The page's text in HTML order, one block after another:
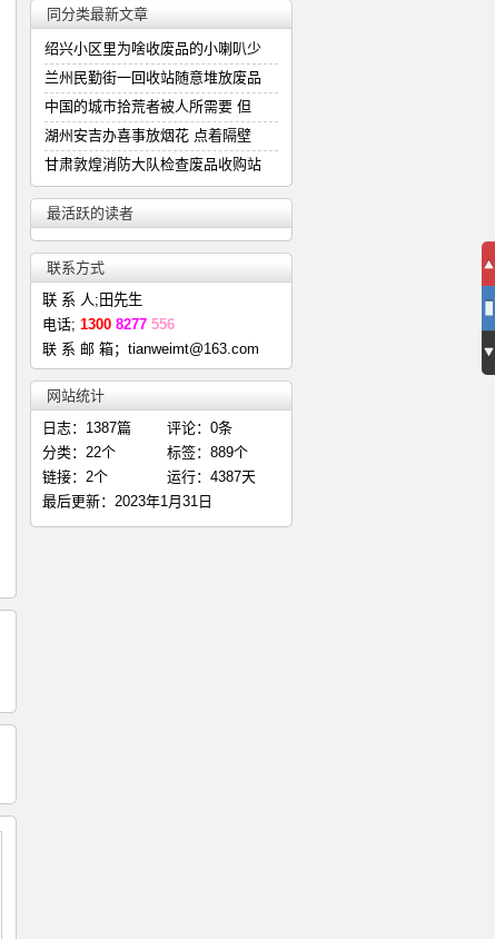
同分类最新文章
绍兴小区里为啥收废品的小喇叭少
兰州民勤街一回收站随意堆放废品
中国的城市拾荒者被人所需要 但
湖州安吉办喜事放烟花 点着隔壁
甘肃敦煌消防大队检查废品收购站
最活跃的读者
联系方式
联 系 人;田先生
电话; 1300 8277 556
联 系 邮 箱；tianweimt@163.com
网站统计
日志：1387篇
评论：0条
分类：22个
标签：889个
链接：2个
运行：4387天
最后更新：2023年1月31日